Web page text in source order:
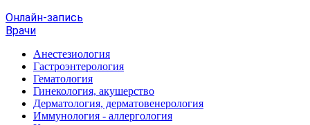
Онлайн-запись
Врачи
Анестезиология
Гастроэнтерология
Гематология
Гинекология, акушерство
Дерматология, дерматовенерология
Иммунология - аллергология